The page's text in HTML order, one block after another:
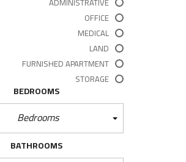
OFFICE
MEDICAL
LAND
FURNISHED APARTMENT
STORAGE
BEDROOMS
Bedrooms
BATHROOMS